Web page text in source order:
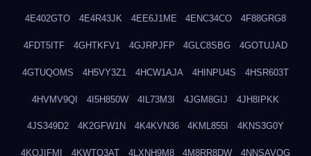
4E402GTO 4E4R43JK 4EE6J1ME 4ENC34CO 4F88GRG8
4FDT5ITF 4GHTKFV1 4GJRPJFP 4GLC8SBG 4GOTUJAD
4GTUQOMS 4H5VY3Z1 4HCW1AJA 4HINPU4S 4HSR603T
4HVMV9QI 4I5H850W 4IL73M3I 4JGM8GIJ 4JH8IPKK
4JS349D2 4K2GFW1N 4K4KVN36 4KML855I 4KNS3G0Y
4KQJIFMI 4KWTO3AT 4LXNH9M8 4M8RR8DW 4NNSAVOG